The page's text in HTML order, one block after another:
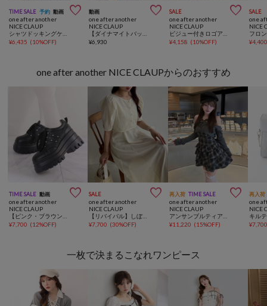
TIME SALE 予約 動画 
one after another
NICE CLAUP
¥6,435 (10%OFF)
動画 
one after another
NICE CLAUP
¥6,930
SALE 
one after another
NICE CLAUP
¥4,158 (10%OFF)
SALE
one
NICE
¥
one after another NICE CLAUPからのおすすめ
TIME SALE 動画 
one after another
NICE CLAUP
¥7,700 (12%OFF)
SALE 
one after another
NICE CLAUP
¥7,700 (30%OFF)
再入荷 TIME SALE 
one after another
NICE CLAUP
¥11,220 (15%OFF)
再入荷
one
NICE
¥
一枚で決まるこなれワンピース